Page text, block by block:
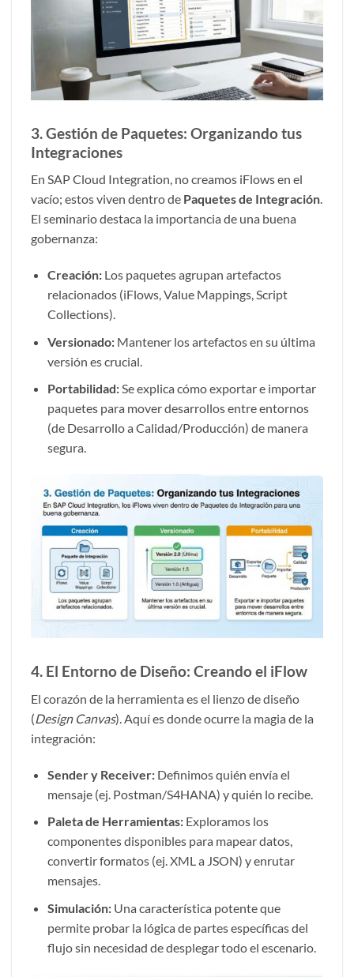
3. Gestión de Paquetes: Organizando tus
Integraciones
En SAP Cloud Integration, no creamos iFlows en el
vacío; estos viven dentro de Paquetes de Integración.
El seminario destaca la importancia de una buena
gobernanza:
Creación:Los paquetes agrupan artefactos
relacionados (iFlows, Value Mappings, Script
Collections).
Versionado:Mantener los artefactos en su última
versión es crucial.
Portabilidad:Se explica cómo exportar e importar
paquetes para mover desarrollos entre entornos
(de Desarrollo a Calidad/Producción) de manera
segura.
4. El Entorno de Diseño: Creando el iFlow
El corazón de la herramienta es el lienzo de diseño
(Design Canvas). Aquí es donde ocurre la magia de la
integración:
Sender y Receiver:Definimos quién envía el
mensaje (ej. Postman/S4HANA) y quién lo recibe.
Paleta de Herramientas:Exploramos los
componentes disponibles para mapear datos,
convertir formatos (ej. XML a JSON) y enrutar
mensajes.
Simulación:Una característica potente que
permite probar la lógica de partes específicas del
flujo sin necesidad de desplegar todo el escenario.